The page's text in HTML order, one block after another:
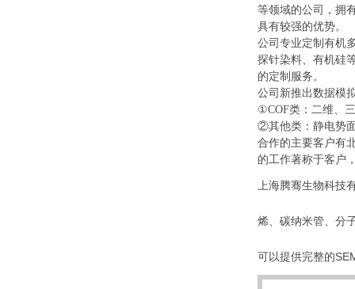
等领域的公司，拥
具有较强的优势。
公司专业定制有机
探针染料、有机硅
的定制服务。
公司新推出数据模
①COF类：二维、
②其他类：静电势
合作的主要客户有
的工作著称于客户
上海腾骞生物科
烯、碳纳米管、分
可以提供完整的